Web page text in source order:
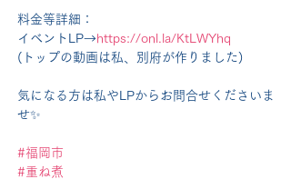
料金等詳細：
イベントLP→https://onl.la/KtLWYhq
(トップの動画は私、別府が作りました)
気になる方は私やLPからお問合せくださいま
せ✨
#福岡市
#重ね煮